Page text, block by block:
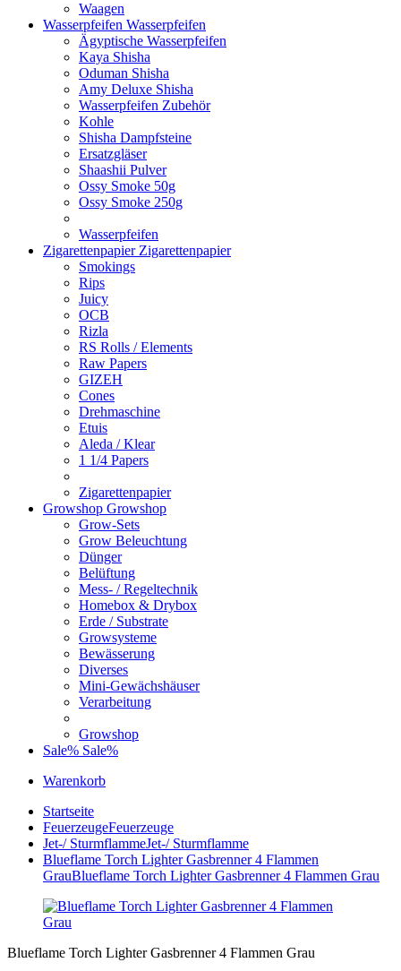
Waagen
Wasserpfeifen Wasserpfeifen
Ägyptische Wasserpfeifen
Kaya Shisha
Oduman Shisha
Amy Deluxe Shisha
Wasserpfeifen Zubehör
Kohle
Shisha Dampfsteine
Ersatzgläser
Shaashii Pulver
Ossy Smoke 50g
Ossy Smoke 250g
Wasserpfeifen
Zigarettenpapier Zigarettenpapier
Smokings
Rips
Juicy
OCB
Rizla
RS Rolls / Elements
Raw Papers
GIZEH
Cones
Drehmaschine
Etuis
Aleda / Klear
1 1/4 Papers
Zigarettenpapier
Growshop Growshop
Grow-Sets
Grow Beleuchtung
Dünger
Belüftung
Mess- / Regeltechnik
Homebox & Drybox
Erde / Substrate
Growsysteme
Bewässerung
Diverses
Mini-Gewächshäuser
Verarbeitung
Growshop
Sale% Sale%
Warenkorb
Startseite
FeuerzeugeFeuerzeuge
Jet-/ SturmflammeJet-/ Sturmflamme
Blueflame Torch Lighter Gasbrenner 4 Flammen
GrauBlueflame Torch Lighter Gasbrenner 4 Flammen Grau
Blueflame Torch Lighter Gasbrenner 4 Flammen Grau